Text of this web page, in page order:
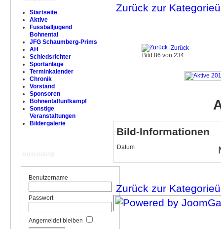
Startseite
Aktive
Fussballjugend
Bohnental
JFG Schaumberg-Prims
AH
Schiedsrichter
Sportanlage
Terminkalender
Chronik
Vorstand
Sponsoren
Bohnentalfünfkampf
Sonstige
Veranstaltungen
Bildergalerie
Benutzername
Passwort
Angemeldet bleiben
Zurück zur
Zurück
Bild 86 von 234
Bild-Informationen
Datum
Zurück zur